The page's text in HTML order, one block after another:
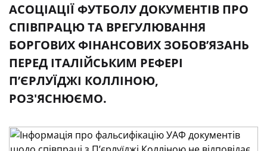
АСОЦІАЦІЇ ФУТБОЛУ ДОКУМЕНТІВ ПРО
СПІВПРАЦЮ ТА ВРЕГУЛЮВАННЯ
БОРГОВИХ ФІНАНСОВИХ ЗОБОВ’ЯЗАНЬ
ПЕРЕД ІТАЛІЙСЬКИМ РЕФЕРІ
П’ЄРЛУЇДЖІ КОЛЛІНОЮ,
РОЗ'ЯСНЮЄМО.